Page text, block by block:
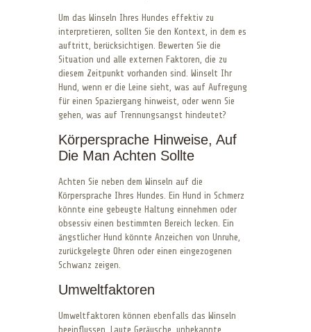
Um das Winseln Ihres Hundes effektiv zu
interpretieren, sollten Sie den Kontext, in dem es
auftritt, berücksichtigen. Bewerten Sie die
Situation und alle externen Faktoren, die zu
diesem Zeitpunkt vorhanden sind. Winselt Ihr
Hund, wenn er die Leine sieht, was auf Aufregung
für einen Spaziergang hinweist, oder wenn Sie
gehen, was auf Trennungsangst hindeutet?
Körpersprache Hinweise, Auf
Die Man Achten Sollte
Achten Sie neben dem Winseln auf die
Körpersprache Ihres Hundes. Ein Hund in Schmerz
könnte eine gebeugte Haltung einnehmen oder
obsessiv einen bestimmten Bereich lecken. Ein
ängstlicher Hund könnte Anzeichen von Unruhe,
zurückgelegte Ohren oder einen eingezogenen
Schwanz zeigen.
Umweltfaktoren
Umweltfaktoren können ebenfalls das Winseln
beeinflussen. Laute Geräusche, unbekannte